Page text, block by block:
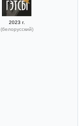
2023 г.
(белорусский)